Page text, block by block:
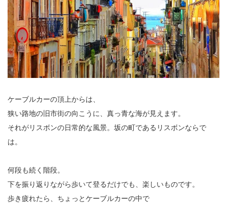
ケーブルカーの頂上からは、
狭い路地の旧市街の向こうに、真っ青な海が見えます。
それがリスボンの日常的な風景。坂の町であるリスボンならで
は。
何段も続く階段。
下を振り返りながら歩いて登るだけでも、楽しいものです。
歩き疲れたら、ちょっとケーブルカーの中で